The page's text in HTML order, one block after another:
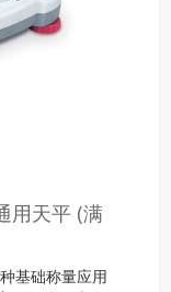
用天平 (满
基础称量应用